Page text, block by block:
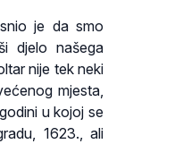
je da smo
djelo našega
nije tek neki
mjesta,
u kojoj se
1623., ali